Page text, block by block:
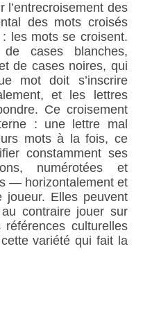
l’entrecroisement des
des mots croisés
les mots se croisent.
cases blanches,
de cases noires, qui
mot doit s’inscrire
et les lettres
Ce croisement
: une lettre mal
mots à la fois, ce
constamment ses
numérotées et
— horizontalement et
Elles peuvent
contraire jouer sur
références culturelles
variété qui fait la